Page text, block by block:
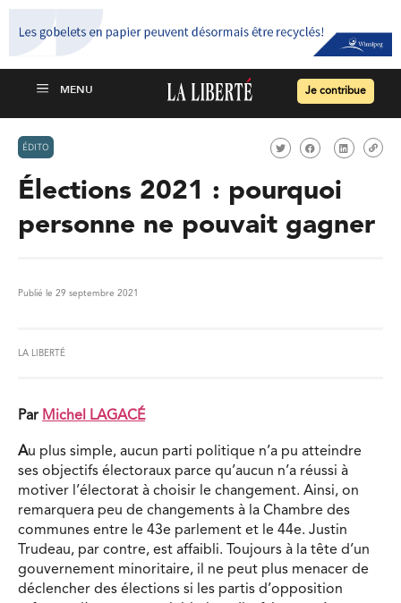
Je contribue
ÉDITO
Élections 2021 : pourquoi
personne ne pouvait gagner
Publié le 29 septembre 2021
LA LIBERTÉ
Par Michel LAGACÉ
Au plus simple, aucun parti politique n’a pu atteindre
ses objectifs électoraux parce qu’aucun n’a réussi à
motiver l’électorat à choisir le changement. Ainsi, on
remarquera peu de changements à la Chambre des
communes entre le 43e parlement et le 44e. Justin
Trudeau, par contre, est affaibli. Toujours à la tête d’un
gouvernement minoritaire, il ne peut plus menacer de
déclencher des élections si les partis d’opposition